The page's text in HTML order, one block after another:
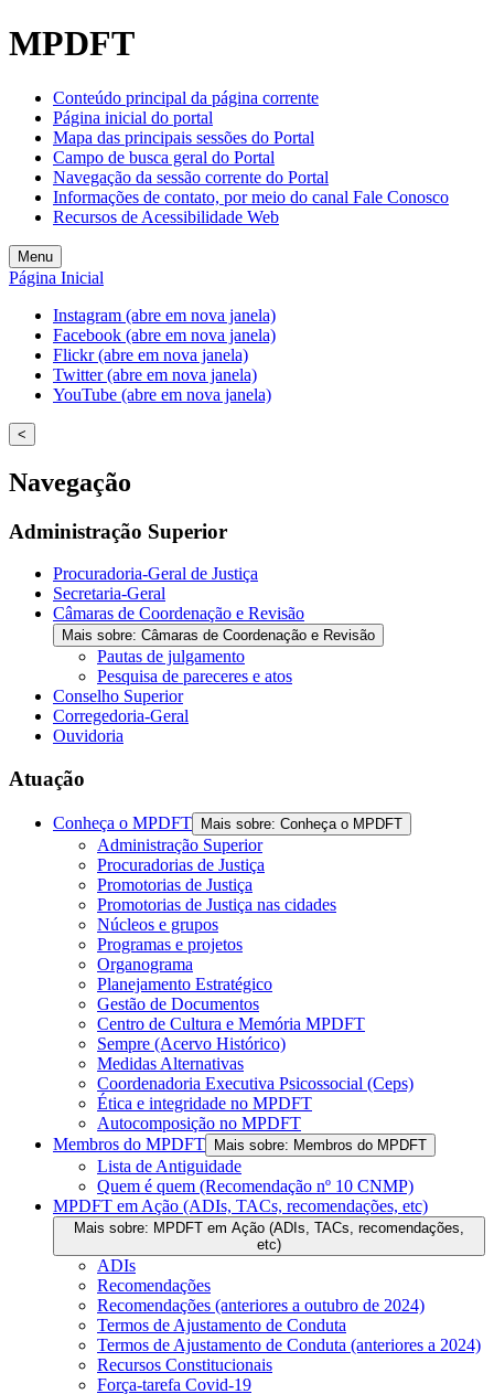
Welcome
to
One
Accessibility
screen
reader.
start
All
in
One
Accessibility
screen
reader,
press
"Ctrl
/".
This
shortcut
activates
screen
help
navigate
content.
MPDFT
Conteúdo principal da página corrente
Página inicial do portal
Mapa das principais sessões do Portal
Campo de busca geral do Portal
Navegação da sessão corrente do Portal
Informações de contato, por meio do canal Fale Conosco
Recursos de Acessibilidade Web
Menu
Página Inicial
Instagram (abre em nova janela)
Facebook (abre em nova janela)
Flickr (abre em nova janela)
Twitter (abre em nova janela)
YouTube (abre em nova janela)
<
Navegação
Administração Superior
Procuradoria-Geral de Justiça
Secretaria-Geral
Câmaras de Coordenação e Revisão
Mais sobre: Câmaras de Coordenação e Revisão
Pautas de julgamento
Pesquisa de pareceres e atos
Conselho Superior
Corregedoria-Geral
Ouvidoria
Atuação
Conheça o MPDFT Mais sobre: Conheça o MPDFT
Administração Superior
Procuradorias de Justiça
Promotorias de Justiça
Promotorias de Justiça nas cidades
Núcleos e grupos
Programas e projetos
Organograma
Planejamento Estratégico
Gestão de Documentos
Centro de Cultura e Memória MPDFT
Sempre (Acervo Histórico)
Medidas Alternativas
Coordenadoria Executiva Psicossocial (Ceps)
Ética e integridade no MPDFT
Autocomposição no MPDFT
Membros do MPDFT
Mais sobre: Membros do MPDFT
Lista de Antiguidade
Quem é quem (Recomendação nº 10 CNMP)
MPDFT em Ação (ADIs, TACs, recomendações, etc)
Mais sobre: MPDFT em Ação (ADIs, TACs, recomendações,
etc)
ADIs
Recomendações
Recomendações (anteriores a outubro de 2024)
Termos de Ajustamento de Conduta
Termos de Ajustamento de Conduta (anteriores a 2024)
Recursos Constitucionais
Força-tarefa Covid-19